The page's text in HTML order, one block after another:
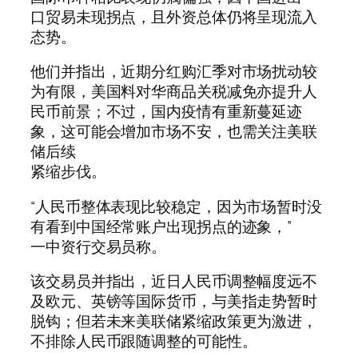
口贸易未现拐点，且外资总体仍将呈现流入
态势。
他们并指出，近期分红购汇季对市场扰动较
为有限，美国料对华商品关税减免亦提升人
民币前景；不过，国内疫情有重新蔓延迹
象，这可能会增加市场不安，也需关注美联
储后续
紧缩步伐。
“人民币整体表现比较稳定，因为市场暂时没
有看到中国经常账户出现拐点的迹象，”
一中资行交易员称。
该交易员并指出，近日人民币调整幅度远不
及欧元、英镑等国际货币，与美指走势暂时
脱钩；但若未来美联储紧缩政策更为激进，
不排除人民币跟随调整的可能性。